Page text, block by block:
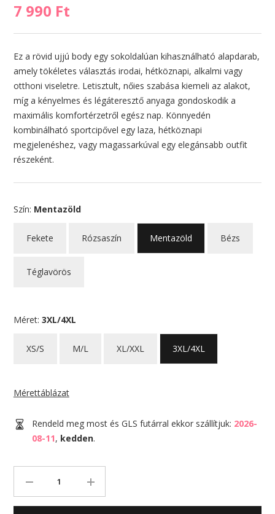
7 990 Ft
Ez a rövid ujjú body egy sokoldalúan kihasználható alapdarab,
amely tökéletes választás irodai, hétköznapi, alkalmi vagy
otthoni viseletre. Letisztult, nőies szabása kiemeli az alakot,
míg a kényelmes és légáteresztő anyaga gondoskodik a
maximális komfortérzetről egész nap. Könnyedén
kombinálható sportcipővel egy laza, hétköznapi
megjelenéshez, vagy magassarkúval egy elegánsabb outfit
részeként.
Szín: Mentazöld
Fekete Rózsaszín Mentazöld Bézs
Téglavörös
Méret: 3XL/4XL
XS/S M/L XL/XXL 3XL/4XL
Mérettáblázat
Rendeld meg most és GLS futárral ekkor szállítjuk: 2026-
08-11, kedden.